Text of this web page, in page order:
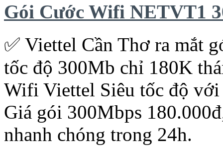
Gói Cước Wifi NETVT1
✅ ‎Viettel Cần Thơ ra mắt
tốc độ 300Mb chỉ 180K
Wifi Viettel Siêu tốc độ
Giá gói 300Mbps
nhanh chóng trong 24h.